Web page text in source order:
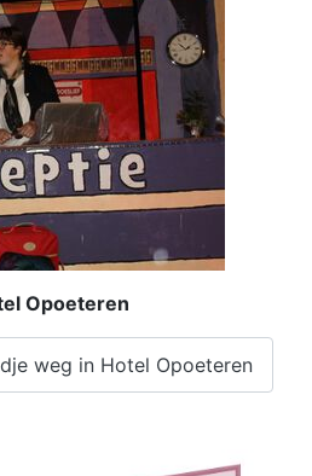
Opoeteren
weg in Hotel Opoeteren